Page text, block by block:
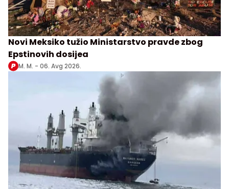
Novi Meksiko tužio Ministarstvo pravde zbog
Epstinovih dosijea
M. M. - 06. Avg 2026.